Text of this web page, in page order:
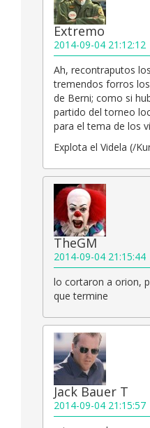
Extremo
2014-09-04 21:12:12
Ah, recontraputos
tremendos forros
de Berni; como si
partido del torneo
para el tema de los
Explota el Videla (/
TheGM
2014-09-04 21:15:44
lo cortaron a orion,
que termine
Jack Bauer T
2014-09-04 21:15:57